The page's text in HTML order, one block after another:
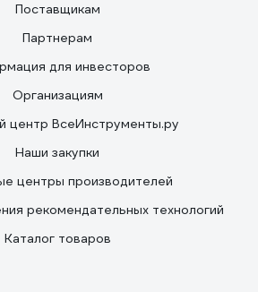
Поставщикам
Партнерам
для инвесторов
Организациям
центр ВсеИнструменты.ру
Наши закупки
центры производителей
рекомендательных технологий
Каталог товаров